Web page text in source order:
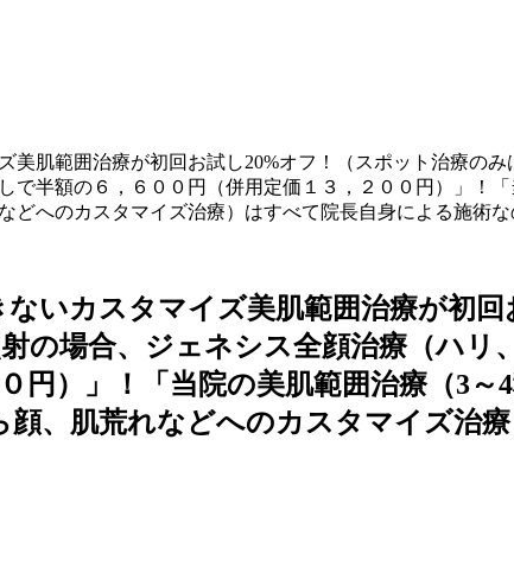
肌範囲治療が初回お試し20%オフ！（スポット治療の
で半額の６，６００円（併用定価１３，２００円）」！
へのカスタマイズ治療）はすべて院長自身による施術な
いカスタマイズ美肌範囲治療が初
の場合、ジェネシス全顔治療（ハ
円）」！「当院の美肌範囲治療（3
、肌荒れなどへのカスタマイズ治